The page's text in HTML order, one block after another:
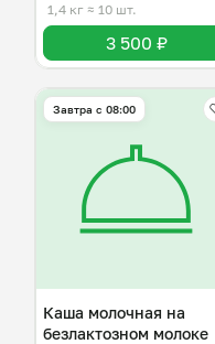
1,4 кг ≈ 10 шт.
3 500 ₽
Завтра c 08:00
Каша молочная на
безлактозном молоке